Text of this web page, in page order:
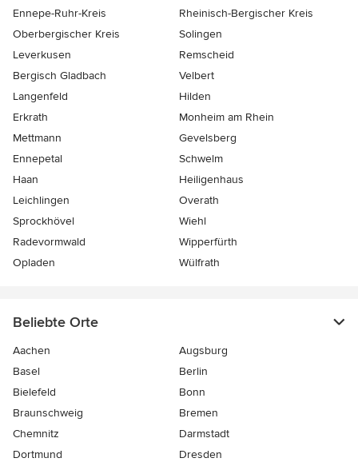
Ennepe-Ruhr-Kreis
Rheinisch-Bergischer Kreis
Oberbergischer Kreis
Solingen
Leverkusen
Remscheid
Bergisch Gladbach
Velbert
Langenfeld
Hilden
Erkrath
Monheim am Rhein
Mettmann
Gevelsberg
Ennepetal
Schwelm
Haan
Heiligenhaus
Leichlingen
Overath
Sprockhövel
Wiehl
Radevormwald
Wipperfürth
Opladen
Wülfrath
Beliebte Orte
Aachen
Augsburg
Basel
Berlin
Bielefeld
Bonn
Braunschweig
Bremen
Chemnitz
Darmstadt
Dortmund
Dresden